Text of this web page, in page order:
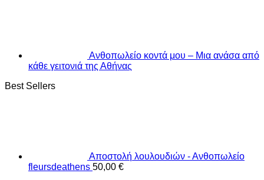
Ανθοπωλείο κοντά μου – Μια ανάσα από
κάθε γειτονιά της Αθήνας
Best Sellers
Αποστολή λουλουδιών - Ανθοπωλείο
fleursdeathens 50,00 €